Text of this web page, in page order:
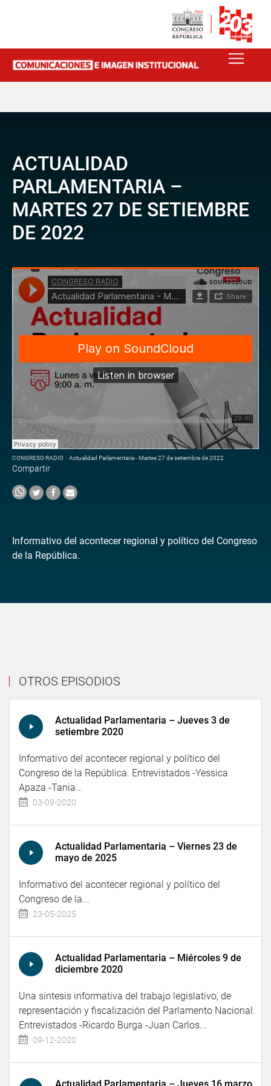
ACTUALIDAD
PARLAMENTARIA –
MARTES 27 DE SETIEMBRE
DE 2022
CONGRESO RADIO · Actualidad Parlamentaria - Martes 27 de setiembre de 2022
Compartir
Informativo del acontecer regional y político del Congreso
de la República.
OTROS EPISODIOS
Actualidad Parlamentaria – Jueves 3 de
setiembre 2020
Informativo del acontecer regional y político del
Congreso de la República. Entrevistados -Yessica
Apaza -Tania...
03-09-2020
Actualidad Parlamentaria – Viernes 23 de
mayo de 2025
Informativo del acontecer regional y político del
Congreso de la...
23-05-2025
Actualidad Parlamentaria – Miércoles 9 de
diciembre 2020
Una síntesis informativa del trabajo legislativo, de
representación y fiscalización del Parlamento Nacional.
Entrevistados -Ricardo Burga -Juan Carlos...
09-12-2020